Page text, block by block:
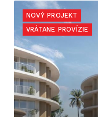
NOVÝ PROJEKT
VRÁTANE PROVÍZIE